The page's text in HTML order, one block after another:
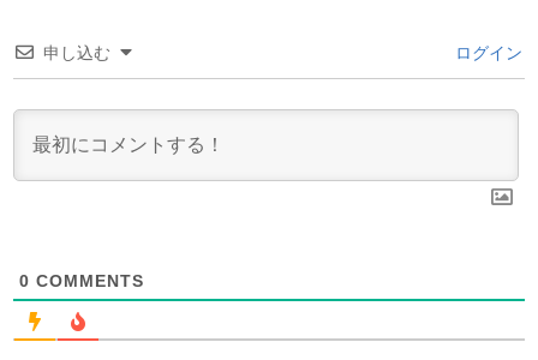
申し込む ログイン
0 COMMENTS